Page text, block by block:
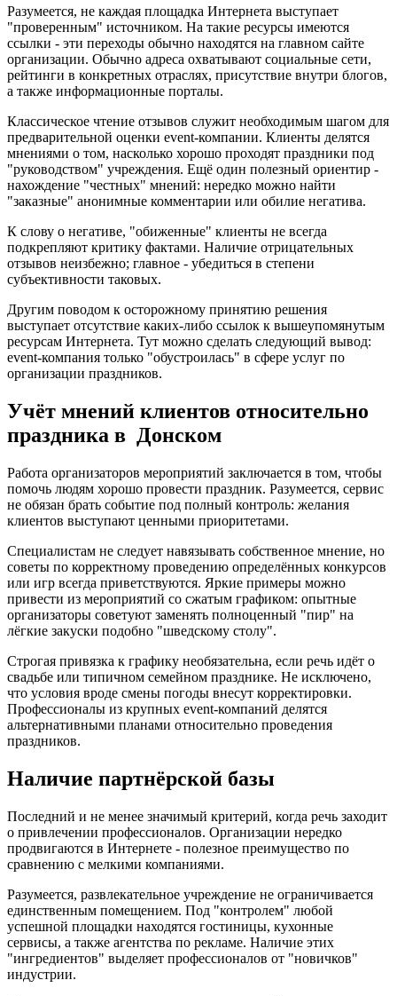
Разумеется, не каждая площадка Интернета выступает
"проверенным" источником. На такие ресурсы имеются
ссылки - эти переходы обычно находятся на главном сайте
организации. Обычно адреса охватывают социальные сети,
рейтинги в конкретных отраслях, присутствие внутри блогов,
а также информационные порталы.
Классическое чтение отзывов служит необходимым шагом для
предварительной оценки event-компании. Клиенты делятся
мнениями о том, насколько хорошо проходят праздники под
"руководством" учреждения. Ещё один полезный ориентир -
нахождение "честных" мнений: нередко можно найти
"заказные" анонимные комментарии или обилие негатива.
К слову о негативе, "обиженные" клиенты не всегда
подкрепляют критику фактами. Наличие отрицательных
отзывов неизбежно; главное - убедиться в степени
субъективности таковых.
Другим поводом к осторожному принятию решения
выступает отсутствие каких-либо ссылок к вышеупомянутым
ресурсам Интернета. Тут можно сделать следующий вывод:
event-компания только "обустроилась" в сфере услуг по
организации праздников.
Учёт мнений клиентов относительно
праздника в Донском
Работа организаторов мероприятий заключается в том, чтобы
помочь людям хорошо провести праздник. Разумеется, сервис
не обязан брать событие под полный контроль: желания
клиентов выступают ценными приоритетами.
Специалистам не следует навязывать собственное мнение, но
советы по корректному проведению определённых конкурсов
или игр всегда приветствуются. Яркие примеры можно
привести из мероприятий со сжатым графиком: опытные
организаторы советуют заменять полноценный "пир" на
лёгкие закуски подобно "шведскому столу".
Строгая привязка к графику необязательна, если речь идёт о
свадьбе или типичном семейном празднике. Не исключено,
что условия вроде смены погоды внесут корректировки.
Профессионалы из крупных event-компаний делятся
альтернативными планами относительно проведения
праздников.
Наличие партнёрской базы
Последний и не менее значимый критерий, когда речь заходит
о привлечении профессионалов. Организации нередко
продвигаются в Интернете - полезное преимущество по
сравнению с мелкими компаниями.
Разумеется, развлекательное учреждение не ограничивается
единственным помещением. Под "контролем" любой
успешной площадки находятся гостиницы, кухонные
сервисы, а также агентства по рекламе. Наличие этих
"ингредиентов" выделяет профессионалов от "новичков"
индустрии.